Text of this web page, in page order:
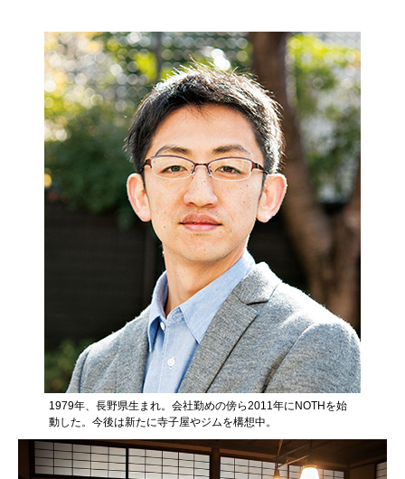
1979年、長野県生まれ。会社勤めの傍ら2011年にNOTHを始
動した。今後は新たに寺子屋やジムを構想中。